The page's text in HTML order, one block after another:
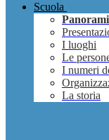
Scuola
I luoghi
Le
I numeri
La storia